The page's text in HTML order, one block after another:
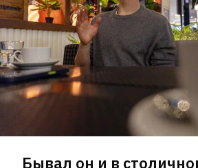
Бывал он и в